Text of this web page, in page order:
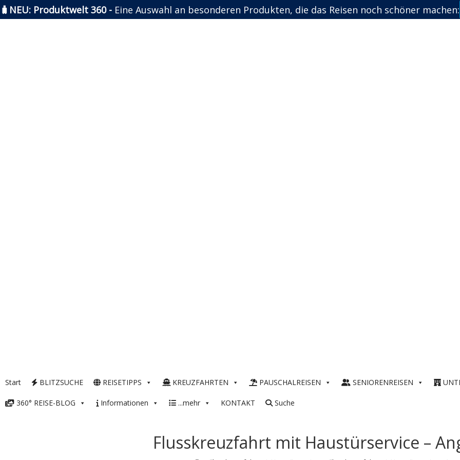
🧳NEU: Produktwelt 360 - Eine Auswahl an besonderen Produkten, die das Reisen noch schöner machen:
Start BLITZSUCHE REISETIPPS KREUZFAHRTEN PAUSCHALREISEN SENIORENREISEN
360° REISE-BLOG Informationen ...mehr KONTAKT Suche
Flusskreuzfahrt mit Haustürservice –